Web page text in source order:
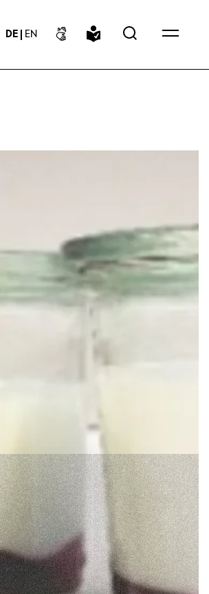
DE EN